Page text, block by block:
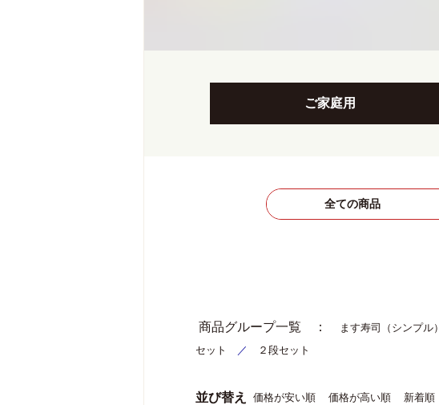
ご家庭用
全ての商品
商品グループ一覧 ： ます寿司（シンプル）
セット
／ ２段セット
並び替え 価格が安い順 価格が高い順 新着順